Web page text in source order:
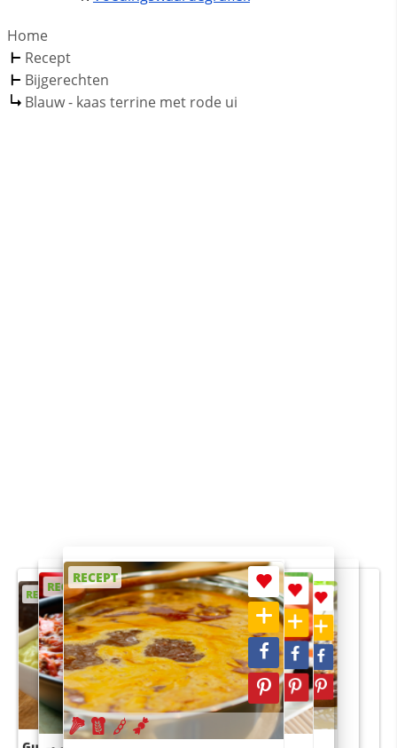
Home
Recept
Bijgerechten
Blauw - kaas terrine met rode ui
RECEPT
RECEPT
RECEPT
RECEPT
RECEPT